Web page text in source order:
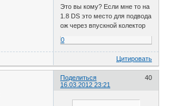
Это вы кому? Если мне то на
1.8 DS это место для подвода
ож через впускной колектор
0
Цитировать
Поделиться
40
16.03.2012 23:21